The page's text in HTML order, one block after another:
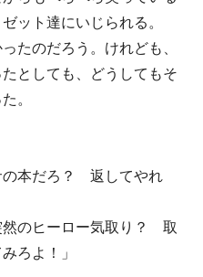
ット達にいじられる。
たのだろう。けれども、
としても、どうしてもそ
。
の本だろ？ 返してやれ
のヒーロー気取り？ 取
ろよ！」